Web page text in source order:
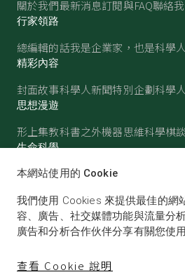
關於我們最新消息訂閱與FAQ聯絡
行家領路
總編輯的話我是企業家，也是科學
精彩內容
封面故事科學人新聞特別企劃科學
思想漫遊
形上集教科書之外機器思維科學棋談
生命科學
醫學古生物心理學生態學
物理 化學地球科學天文
本網站使用的 Cookie
我們使用 Cookies 來提供最佳的網
容、廣告、社交媒體功能與流量分
廣告和分析合作伙伴分享有關您使
查看 Cookie 說明